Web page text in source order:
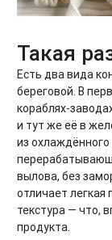
Такая
Есть два вида
береговой. В
кораблях-
и тут же её в
из
вылова, без
отличает легкая
текстура — что,
продукта.